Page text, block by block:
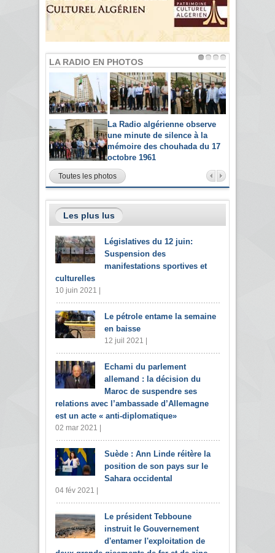
LA RADIO EN PHOTOS
La Radio algérienne observe
une minute de silence à la
mémoire des chouhada du 17
octobre 1961
Toutes les photos
Les plus lus
Législatives du 12 juin:
Suspension des
manifestations sportives et
culturelles
10 juin 2021 |
Le pétrole entame la semaine
en baisse
12 juil 2021 |
Echami du parlement
allemand : la décision du
Maroc de suspendre ses
relations avec l’ambassade d’Allemagne
est un acte « anti-diplomatique»
02 mar 2021 |
Suède : Ann Linde réitère la
position de son pays sur le
Sahara occidental
04 fév 2021 |
Le président Tebboune
instruit le Gouvernement
d'entamer l'exploitation de